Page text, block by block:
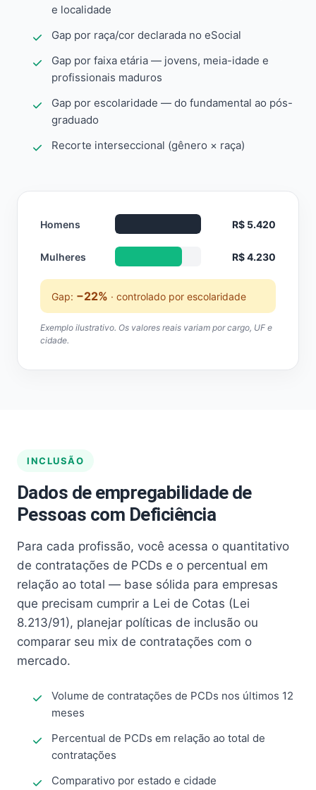
e localidade
Gap por raça/cor declarada no eSocial
Gap por faixa etária — jovens, meia-idade e
profissionais maduros
Gap por escolaridade — do fundamental ao pós-
graduado
Recorte interseccional (gênero × raça)
Homens R$ 5.420
Mulheres R$ 4.230
Gap: −22% · controlado por escolaridade
Exemplo ilustrativo. Os valores reais variam por cargo, UF e
cidade.
INCLUSÃO
Dados de empregabilidade de
Pessoas com Deficiência
Para cada profissão, você acessa o quantitativo
de contratações de PCDs e o percentual em
relação ao total — base sólida para empresas
que precisam cumprir a Lei de Cotas (Lei
8.213/91), planejar políticas de inclusão ou
comparar seu mix de contratações com o
mercado.
Volume de contratações de PCDs nos últimos 12
meses
Percentual de PCDs em relação ao total de
contratações
Comparativo por estado e cidade